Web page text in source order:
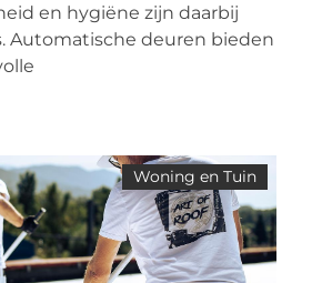
en hygiëne zijn daarbij
Automatische deuren bieden
Woning en Tuin